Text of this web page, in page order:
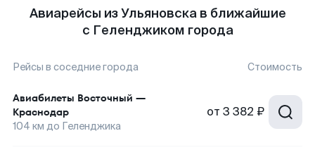
Авиарейсы из Ульяновска в ближайшие
с Геленджиком города
Рейсы в соседние города Стоимость
Авиабилеты Восточный —
Краснодар
104 км до Геленджика
от 3 382 ₽